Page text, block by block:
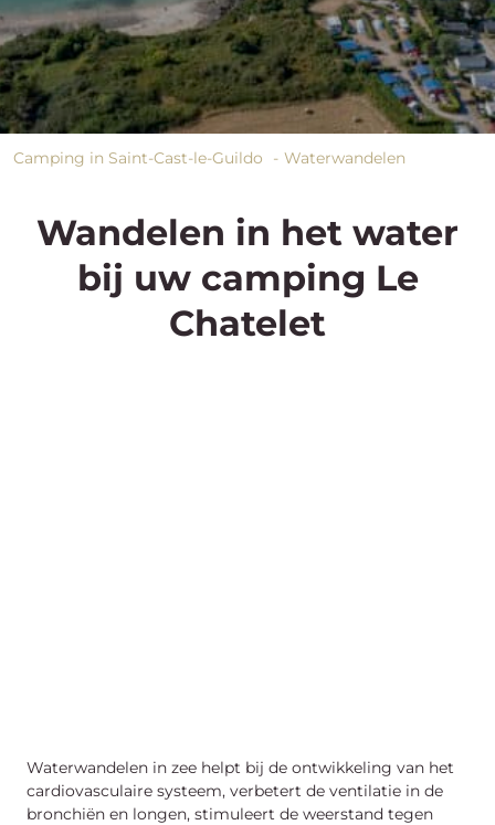
Camping in Saint-Cast-le-Guildo Waterwandelen
Wandelen in het water
bij uw camping Le
Chatelet
Waterwandelen in zee helpt bij de ontwikkeling van het
cardiovasculaire systeem, verbetert de ventilatie in de
bronchiën en longen, stimuleert de weerstand tegen